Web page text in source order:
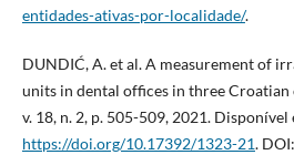
entidades-ativas-por-localidade/.
DUNDIĆ, A. et al. A measurement of
units in dental offices in three
v. 18, n. 2, p. 505-509, 2021. Disponível
https://doi.org/10.17392/1323-21. DOI: